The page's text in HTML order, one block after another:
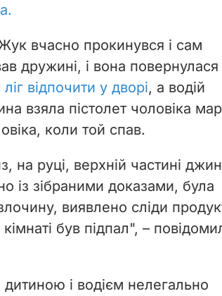
вчасно прокинувся і сам
дружині, і вона повернулася
відпочити у дворі, а водій
взяла пістолет чоловіка
коли той спав.
на руці, верхній частині
із зібраними доказами, була
виявлено сліди
був підпал", –
дитиною і водієм нелегально